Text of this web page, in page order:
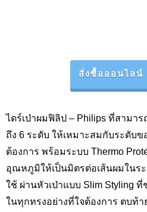
สั่งซื้อออนไลน์
ไดร์เป่าผมฟิลิป – Philips ที่สามาร
ถึง 6 ระดับ ให้เหมาะสมกับระดับข
ต้องการ พร้อมระบบ Thermo
อุณหภูมิให้เป็นมิตรต่อเส้นผมในร
ใช้ ผ่านหัวเป่าแบบ Slim Styling ที่
ในทุกทรงอย่างที่ใจต้องการ ตบท้